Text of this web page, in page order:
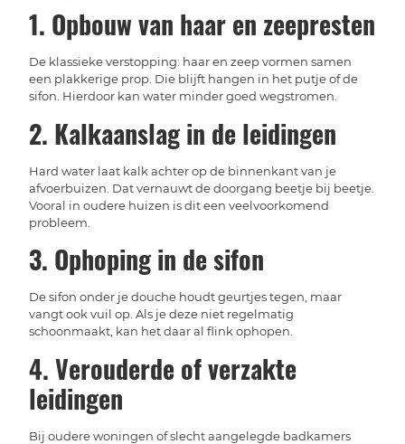
1. Opbouw van haar en zeepresten
De klassieke verstopping: haar en zeep vormen samen
een plakkerige prop. Die blijft hangen in het putje of de
sifon. Hierdoor kan water minder goed wegstromen.
2. Kalkaanslag in de leidingen
Hard water laat kalk achter op de binnenkant van je
afvoerbuizen. Dat vernauwt de doorgang beetje bij beetje.
Vooral in oudere huizen is dit een veelvoorkomend
probleem.
3. Ophoping in de sifon
De sifon onder je douche houdt geurtjes tegen, maar
vangt ook vuil op. Als je deze niet regelmatig
schoonmaakt, kan het daar al flink ophopen.
4. Verouderde of verzakte
leidingen
Bij oudere woningen of slecht aangelegde badkamers